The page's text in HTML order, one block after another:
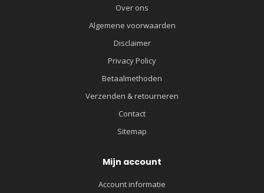
Over ons
Algemene voorwaarden
Disclaimer
Privacy Policy
Betaalmethoden
Verzenden & retourneren
Contact
Sitemap
Mijn account
Account informatie